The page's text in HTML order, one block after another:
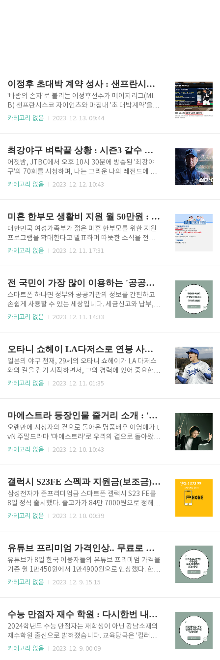
이정후 초대박 계약 성사 : 샌프란시스코 자이언츠 이적 확정 6년 1,483억원
'바람의 손자'로 불리는 이정후선수가 메이저리그(ML
B) 샌프란시스코 자이언츠와 마침내 '초 대박계약'을 체
결했다는 소식을 전해드립니다. 25세의 이정후 선수는
게 장기 계약을 제안했습니다. 미국의 여러 매체들은 이
정후 선수가 샌프란시스코와 6년에 1억 1300만 달러
(약 1483억 원)에 계약을 맺었다고 보도했습니다. 자세
한 기사는 아래 뉴스를 통해 확인하실수 있어요 ✅이정
후선수 계약소식 뉴스기사 이정후선수 계약 뉴스>> 이
0만 달러(약 1..
카테고리 없음 2023. 12. 13. 09:44
최강야구 벼락끝 상황 : 시즌3 갈수 있을까?
어젯밤, JTBC에서 오후 10시 30분에 방송된 '최강야
구'의 70회를 시청하며, 나는 그리운 나의 레전드에 대
한 향수와 기대감이 뒤섞인 감정에 휩싸였습니다. 최강
다시 한번 은퇴한 영웅들을 보고 싶어 하는 팬들에게
'최강야구'는 그 황금기의 순간들을 다시 경험할 수 있
는 특별한 기회를 제공합니다. 70회 차를 시청 후 느낀
감정은... '이제 이 선수들의 경기를 볼 수 없는 것일
까?'라는 아쉬움이 가득 남아있는 에피소드였습니다.
게 잊을 수..
카테고리 없음 2023. 12. 12. 10:43
미혼 한부모 생활비 지원 월 50만원 : '우리원더패밀리' 자격조건 완화 지원금 신청 방법 및 신청자격
대한민국 여성가족부가 젊은 미혼 한부모를 위한 지원
프로그램을 확대한다고 발표하며 따뜻한 소식을 전했
습니다. 이 프로그램은 '우리 원더패밀리'로 알려져 있
돕기 위한 것입니다. 프로그램은 미혼 한부모 가정에 필
요한 지원을 제공함으로써, 이들이 자녀 양육과 개인 발
전에 더 집중할 수 있는 환경을 조성하는 데 중점을 두
고 있습니다. 아래 링크에 미혼 한부모 생활비 신청할
수 있는 홈페이지로 바로 갈 수 있습니다. 미혼 한부모
로 지난 7월 시작된 이 ..
카테고리 없음 2023. 12. 11. 17:31
전 국민이 가장 많이 이용하는 '공공앱' BEST5
스마트폰 하나면 정부와 공공기관의 정보를 간편하고
손쉽게 사용할 수 있는 세상입니다. 세금신고와 납부,
장려금 신청, 연말정산 그리고 교총범칙금과 과태료 조
대해 포스팅을 시작하겠습니다. 현재 이용하고 있는 분
들도 있겠지만 이런 앱이 있는지도 모르는 분들을 위해
서 간단하게 정리해 드리도록 하겠습니다. 공공앱 BES
T 5 1. 국세청 홈택스: 개인 세무 마법사 기능: 홈택스는
손안에서 세금 관련 업무를 관리할 수 있게 해 줍니다.
로 해결할 수..
카테고리 없음 2023. 12. 11. 14:33
오타니 쇼헤이 LA다저스로 연봉 사상 최고액 9200억원 계약 합의
일본의 야구 천재, 29세의 오타니 쇼헤이가 LA 다저스
와의 길을 걷기 시작하면서, 그의 경력에 있어 중요한
전환점을 맞이했습니다. 이번 이적은 그의 팀 충성도뿐
이 일본에서 온 야구 천재, 새로운 경지에 도달하다 키
워드: 일본 야구 천재, 29세, 경력의 전환점, LA 다저스
합류 내용: 오타니 쇼헤이, 일본 야구의 자랑이자 현대
야구의 혁신가, 29세의 나이에 LA 다저스와 함께 새로
운 도전을 시작하며 야구 역사에 새로운 장을 엽니다.
보기 전례 ..
카테고리 없음 2023. 12. 11. 01:35
마에스트라 등장인물 줄거리 소개 : '이영애가 돌아왔다' 첫방 최고 시청률
오랜만에 시청자의 곁으로 돌아온 명품배우 이영애가 t
vN 주말드라마 '마에스트라'로 우리의 곁으로 돌아왔습
니다. 전체의 5%도 안 되는 여성 지휘자. 금녀의 벽을
사는 여자 차세음 역할로, 악보가 아닌 마에스트라의 마
음을 지휘하는 자. 나약한 마음에 파고들어 독을 뿌리는
베일 속의 지휘자. 를 연기한다. 아래 링크를 통해 돌아
온 이영애의 야심작 마에스트라의 예고편을 확인하실
수 있습니다. 마에스트라 영상 클립 "마에스트라" 줄거
다. 차세음은 전 ..
카테고리 없음 2023. 12. 10. 10:43
갤럭시 S23FE 스펙과 지원금(보조금) 총정리
삼성전자가 준프리미엄급 스마트폰 갤럭시 S23 FE를
8일 정식 출시했다. 출고가가 84만 7000원으로 정해진
갤럭시 S23 FE는 최상위 모델인 갤럭시 S23의 주요 기
습니다. 갤럭시 S23 FE 보러가기 통신사별 보조금 LG
유플러스가 50만 원의 최고액 수준으로 공시지원금을
제공하는 반면 SK텔레콤은 우선 10만 원대로 시작할
전망이다. LG U+의 보조금 정책 최대 보조금: LG U+
는 월 85,000원 이상의 요금제를 사용하는 고객에게 최
카테고리 없음 2023. 12. 10. 00:39
유튜브 프리미엄 가격인상.. 무료로 보는 방법
유튜브가 8일 한국 이용자들의 유튜브 프리미엄 가격을
기존 월 1만450원에서 1만4900원으로 인상했다. 한국
이용자들에 대한 유튜브 프리미엄 가격 인상은 3년 만
검색하고 있습니다. 아래 링크 버튼을 통해 유튜브 프리
미엄을 무료 또는 저렴하게 이용할수 있는 방법을 알려
드릴게요 유튜브 프리미엄 무료보기 YouTube Premi
um 혜택 수백만 편의 YouTube 동영상을 광고 없이 감
상 동영상과 재생목록을 휴대기기에 오프라인 저장 다
카테고리 없음 2023. 12. 9. 15:15
수능 만점자 재수 학원 : 다시한번 내일을 준비하는 아이들에게 들려주는 이야기
2024학년도 수능 만점자는 재학생이 아닌 강남소재의
재수학원 출신으로 밝혀졌습니다. 교육당국은 '킬러문
항'을 배제하여 사교육의 열풍을 잠재우려는 노력을 하
카테고리 없음 2023. 12. 9. 00:09